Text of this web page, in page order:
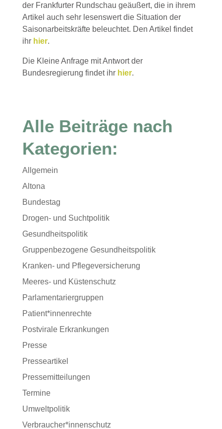
der Frankfurter Rundschau geäußert, die in ihrem
Artikel auch sehr lesenswert die Situation der
Saisonarbeitskräfte beleuchtet. Den Artikel findet
ihr hier.
Die Kleine Anfrage mit Antwort der
Bundesregierung findet ihr hier.
Alle Beiträge nach
Kategorien:
Allgemein
Altona
Bundestag
Drogen- und Suchtpolitik
Gesundheitspolitik
Gruppenbezogene Gesundheitspolitik
Kranken- und Pflegeversicherung
Meeres- und Küstenschutz
Parlamentariergruppen
Patient*innenrechte
Postvirale Erkrankungen
Presse
Presseartikel
Pressemitteilungen
Termine
Umweltpolitik
Verbraucher*innenschutz